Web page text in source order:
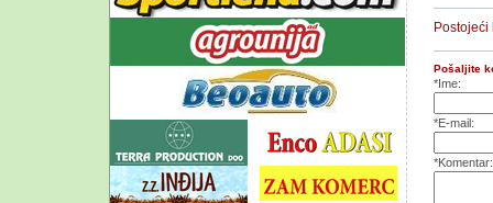
Postojeći
Pošaljite
*Ime:
*E-mail:
*Komentar: